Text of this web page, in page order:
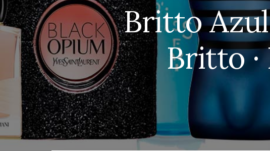
Britto
Britto